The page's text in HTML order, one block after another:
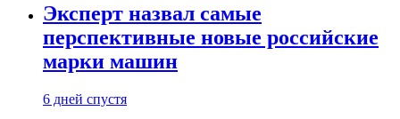
Эксперт назвал самые
перспективные новые российские
марки машин
6 дней спустя